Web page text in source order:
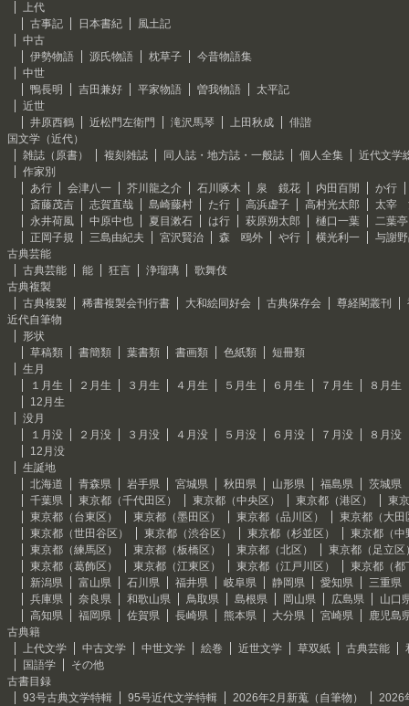
上代
古事記
日本書紀
風土記
中古
伊勢物語
源氏物語 枕草子
今昔物語集
中世
鴨長明
吉田兼好 平家物語 曽我物語
太平記
近世
井原西鶴
近松門左衛門 滝沢馬琴 上田秋成
俳諧
国文学（近代）
雑誌（原書）
複刻雑誌 同人誌・地方誌・一般誌 個人全集
近代文学
作家別
あ行
会津八一 芥川龍之介 石川啄木 泉 鏡花 内田百閒
か行
斎藤茂吉
志賀直哉 島崎藤村 た行 高浜虚子 高村光太郎
太宰
永井荷風
中原中也 夏目漱石 は行 萩原朔太郎 樋口一葉
二葉
正岡子規
三島由紀夫 宮沢賢治 森 鴎外 や行 横光利一
与謝
古典芸能
古典芸能
能 狂言 浄瑠璃
歌舞伎
古典複製
古典複製
稀書複製会刊行書 大和絵同好会 古典保存会 尊経閣叢刊
近代自筆物
形状
草稿類
書簡類 葉書類 書画類 色紙類
短冊類
生月
１月生
２月生 ３月生 ４月生 ５月生 ６月生 ７月生
８月生
12月生
没月
１月没
２月没 ３月没 ４月没 ５月没 ６月没 ７月没
８月没
12月没
生誕地
北海道
青森県 岩手県 宮城県 秋田県 山形県 福島県
茨城県
千葉県
東京都（千代田区） 東京都（中央区） 東京都（港区）
東
東京都（台東区）
東京都（墨田区） 東京都（品川区）
東京都（大田
東京都（世田谷区）
東京都（渋谷区） 東京都（杉並区）
東京都（中
東京都（練馬区）
東京都（板橋区） 東京都（北区）
東京都（足立区
東京都（葛飾区）
東京都（江東区） 東京都（江戸川区）
東京都（都
新潟県
富山県 石川県 福井県 岐阜県 静岡県 愛知県
三重県
兵庫県
奈良県 和歌山県 鳥取県 島根県 岡山県 広島県
山口
高知県
福岡県 佐賀県 長崎県 熊本県 大分県 宮崎県
鹿児島
古典籍
上代文学
中古文学 中世文学 絵巻 近世文学 草双紙 古典芸能
国語学
その他
古書目録
93号古典文学特輯
95号近代文学特輯 2026年2月新蒐（自筆物）
2026